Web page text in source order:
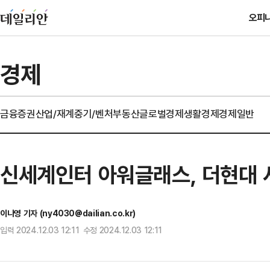
오피
경제
금융증권산업/재계중기/벤처부동산글로벌경제생활경제경제일반
신세계인터 아워글래스, 더현대
이나영 기자 (ny4030@dailian.co.kr)
입력 2024.12.03 12:11 수정 2024.12.03 12:11